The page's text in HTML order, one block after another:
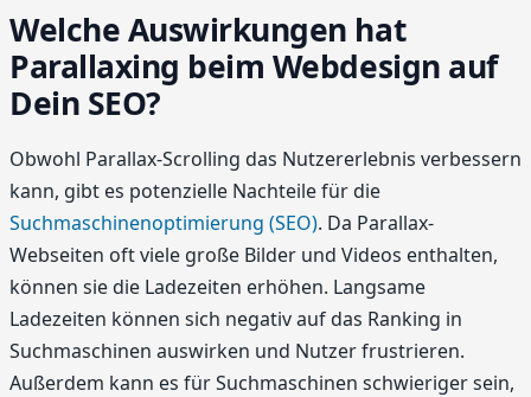
Welche Auswirkungen hat
Parallaxing beim Webdesign auf
Dein SEO?
Obwohl Parallax-Scrolling das Nutzererlebnis verbessern
kann, gibt es potenzielle Nachteile für die
Suchmaschinenoptimierung (SEO). Da Parallax-
Webseiten oft viele große Bilder und Videos enthalten,
können sie die Ladezeiten erhöhen. Langsame
Ladezeiten können sich negativ auf das Ranking in
Suchmaschinen auswirken und Nutzer frustrieren.
Außerdem kann es für Suchmaschinen schwieriger sein,